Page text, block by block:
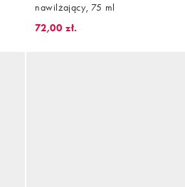
nawilżający, 75 ml
72,00 zł.